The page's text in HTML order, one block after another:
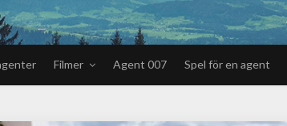
Filmer Agent 007 Spel för en agent